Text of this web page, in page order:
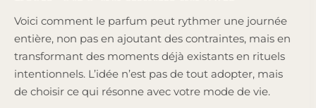
Voici comment le parfum peut rythmer une journée
entière, non pas en ajoutant des contraintes, mais en
transformant des moments déjà existants en rituels
intentionnels. L’idée n’est pas de tout adopter, mais
de choisir ce qui résonne avec votre mode de vie.